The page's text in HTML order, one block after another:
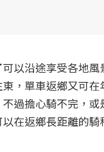
以沿途享受各地
，單車返鄉又可
過擔心騎不完，
在返鄉長距離的騎